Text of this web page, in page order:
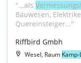
"...als
Bauwesen,
Quereinsteiger..."
Riffbird Gmbh
Wesel, Raum